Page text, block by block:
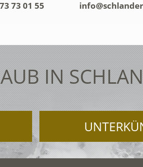
73 01 55
IN